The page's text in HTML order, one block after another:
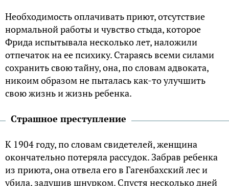
Необходимость оплачивать приют, отсутствие
нормальной работы и чувство стыда, которое
Фрида испытывала несколько лет, наложили
отпечаток на ее психику. Стараясь всеми силами
сохранить свою тайну, она, по словам адвоката,
никоим образом не пыталась как-то улучшить
свою жизнь и жизнь ребенка.
Страшное преступление
К 1904 году, по словам свидетелей, женщина
окончательно потеряла рассудок. Забрав ребенка
из приюта, она отвела его в Гагенбахский лес и
убила, задушив шнурком. Спустя несколько дней